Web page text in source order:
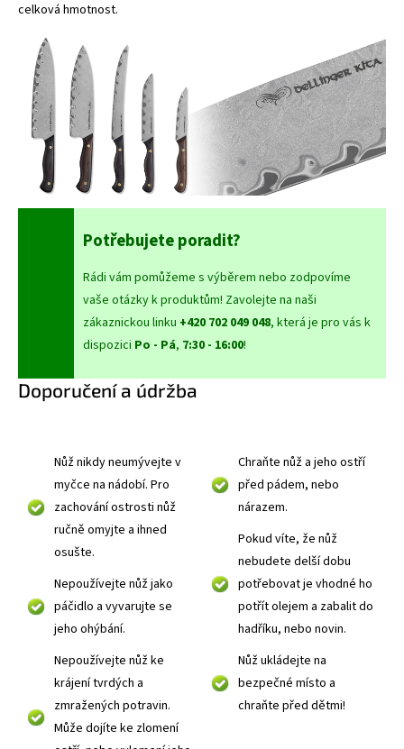
celková hmotnost.
Potřebujete poradit?
Rádi vám pomůžeme s výběrem nebo zodpovíme
vaše otázky k produktům! Zavolejte na naši
zákaznickou linku +420 702 049 048, která je pro vás k
dispozici Po - Pá, 7:30 - 16:00!
Doporučení a údržba
Nůž nikdy neumývejte v
myčce na nádobí. Pro
zachování ostrosti nůž
ručně omyjte a ihned
osušte.
Nepoužívejte nůž jako
páčidlo a vyvarujte se
jeho ohýbání.
Nepoužívejte nůž ke
krájení tvrdých a
zmražených potravin.
Může dojíte ke zlomení
Chraňte nůž a jeho ostří
před pádem, nebo
nárazem.
Pokud víte, že nůž
nebudete delší dobu
potřebovat je vhodné ho
potřít olejem a zabalit do
hadříku, nebo novin.
Nůž ukládejte na
bezpečné místo a
chraňte před dětmi!